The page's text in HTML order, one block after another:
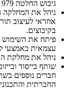
גיבוש החלטה 979 (המקורית שטרם פרסום דו"ח קובי הבר).
ניהל את המחלקה
אחראי לעיצוב
בקיבוצים.
פיתח את השימוש
עצמאית כאמצעי
ניהל את מחלקת
שותף בייסוד
החברתית